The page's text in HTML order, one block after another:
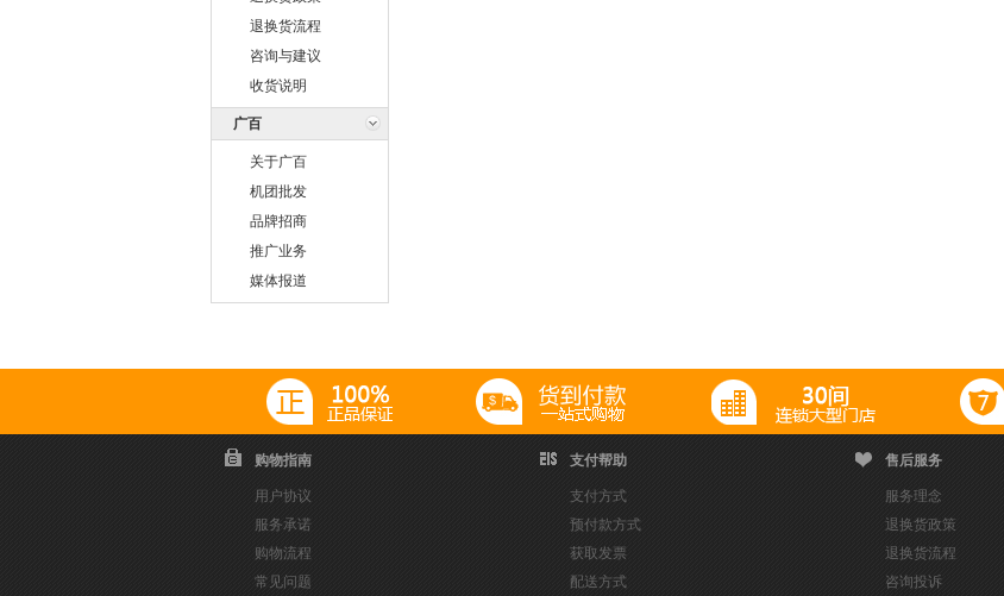
退换货流程
咨询与建议
收货说明
广百
关于广百
机团批发
品牌招商
推广业务
媒体报道
购物指南
用户协议
服务承诺
购物流程
常见问题
支付帮助
支付方式
预付款方式
获取发票
配送方式
售后服务
服务理念
退换货政策
退换货流程
咨询投诉